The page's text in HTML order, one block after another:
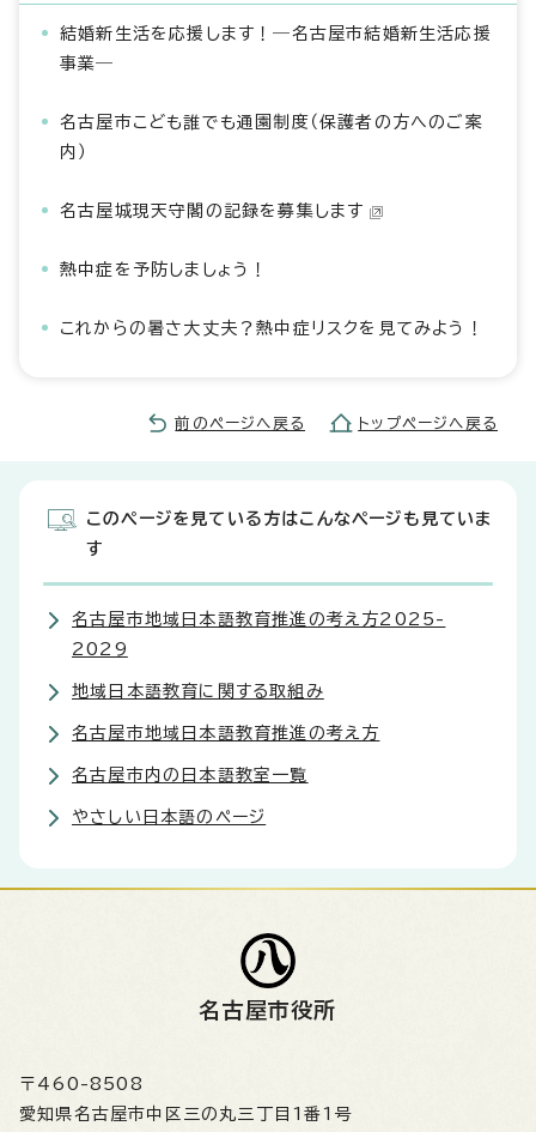
結婚新生活を応援します！―名古屋市結婚新生活応援
事業―
名古屋市こども誰でも通園制度（保護者の方へのご案
内）
名古屋城現天守閣の記録を募集します
熱中症を予防しましょう！
これからの暑さ大丈夫？熱中症リスクを見てみよう！
前のページへ戻る トップページへ戻る
このページを見ている方はこんなページも見ていま
す
名古屋市地域日本語教育推進の考え方2025-
2029
地域日本語教育に関する取組み
名古屋市地域日本語教育推進の考え方
名古屋市内の日本語教室一覧
やさしい日本語のページ
名古屋市役所
〒460-8508
愛知県名古屋市中区三の丸三丁目1番1号